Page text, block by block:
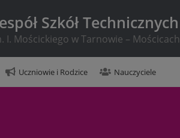
Szkół Technicznych
I. Mościckiego w Tarnowie – Mościcach
Uczniowie i Rodzice Nauczyciele